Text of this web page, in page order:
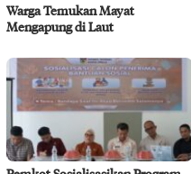
Warga Temukan Mayat
Mengapung di Laut